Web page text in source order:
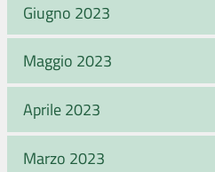
Giugno 2023
Maggio 2023
Aprile 2023
Marzo 2023